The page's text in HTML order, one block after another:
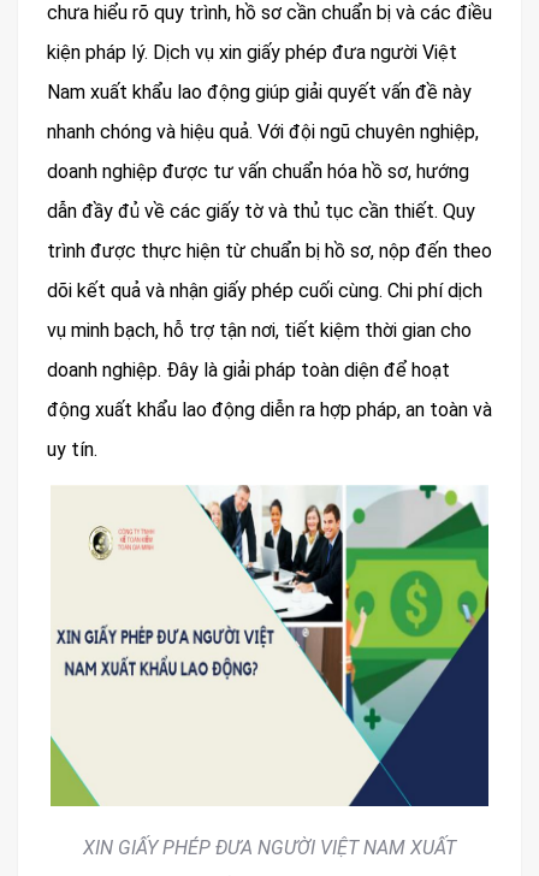
chưa hiểu rõ quy trình, hồ sơ cần chuẩn bị và các điều
kiện pháp lý. Dịch vụ xin giấy phép đưa người Việt
Nam xuất khẩu lao động giúp giải quyết vấn đề này
nhanh chóng và hiệu quả. Với đội ngũ chuyên nghiệp,
doanh nghiệp được tư vấn chuẩn hóa hồ sơ, hướng
dẫn đầy đủ về các giấy tờ và thủ tục cần thiết. Quy
trình được thực hiện từ chuẩn bị hồ sơ, nộp đến theo
dõi kết quả và nhận giấy phép cuối cùng. Chi phí dịch
vụ minh bạch, hỗ trợ tận nơi, tiết kiệm thời gian cho
doanh nghiệp. Đây là giải pháp toàn diện để hoạt
động xuất khẩu lao động diễn ra hợp pháp, an toàn và
uy tín.
XIN GIẤY PHÉP ĐƯA NGƯỜI VIỆT NAM XUẤT